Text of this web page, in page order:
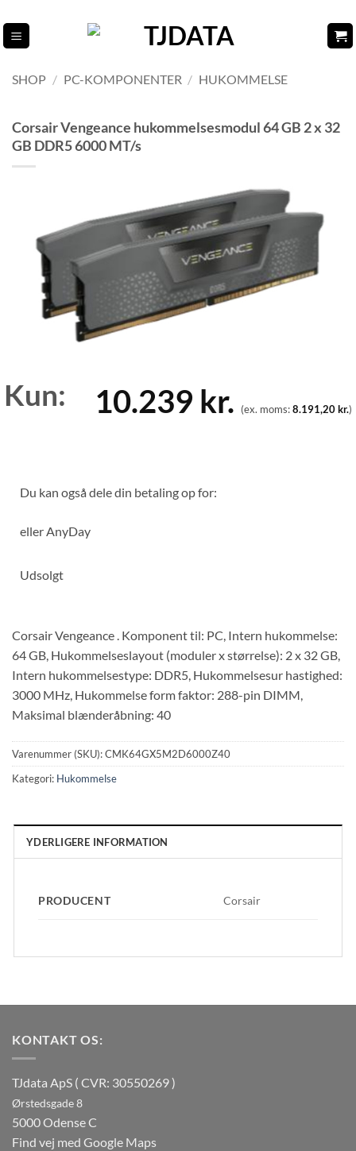
til
indhold
SHOP / PC-KOMPONENTER / HUKOMMELSE
Corsair Vengeance hukommelsesmodul 64 GB 2 x 32
GB DDR5 6000 MT/s
Kun: 10.239 kr. (ex. moms:8.191,20kr.)
Du kan også dele din betaling op for:
ellerAnyDay
Udsolgt
Corsair Vengeance . Komponent til: PC, Intern hukommelse:
64 GB, Hukommelseslayout (moduler x størrelse): 2 x 32 GB,
Intern hukommelsestype: DDR5, Hukommelsesur hastighed:
3000 MHz, Hukommelse form faktor: 288-pin DIMM,
Maksimal blænderåbning: 40
Varenummer (SKU):CMK64GX5M2D6000Z40
Kategori: Hukommelse
YDERLIGERE INFORMATION
PRODUCENT Corsair
KONTAKT OS:
TJdata ApS ( CVR: 30550269 )
Ørstedsgade 8
5000 Odense C
Find vej med Google Maps